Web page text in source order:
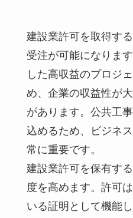
建設業許可を取得す
受注が可能になりま
した高収益のプロジ
め、企業の収益性が
があります。公共工
込めるため、ビジネ
常に重要です。
建設業許可を保有す
度を高めます。許可
いる証明として機能